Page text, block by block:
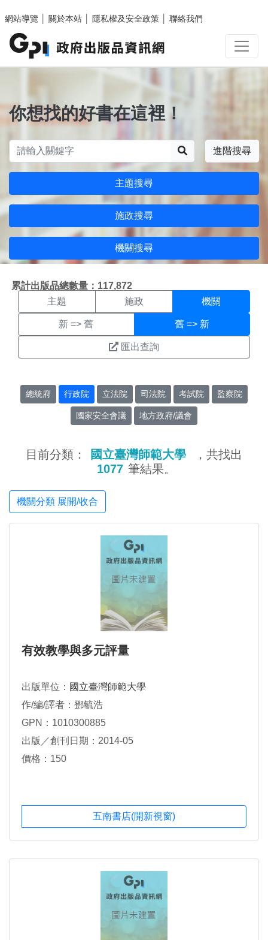
網站導覽
關於本站 隱私權及安全政策 聯絡我們
你想找的好書在這裡！
進階搜尋
主題搜尋
施政搜尋
機關搜尋
累計出版品總數量：117,872
機關搜尋結果頁面
主題 施政 機關
新 => 舊 舊 => 新
匯出查詢
總統府 行政院 立法院 司法院 考試院 監察院
國家安全會議 地方政府/議會
目前分類： 國立臺灣師範大學
，共找出
1077 筆結果。
機關分類 展開/收合
有效教學與多元評量
出版單位： 國立臺灣師範大學
作/編/譯者：鄧毓浩
GPN：1010300885
出版／創刊日期：2014-05
價格：150
五南書店(開新視窗)